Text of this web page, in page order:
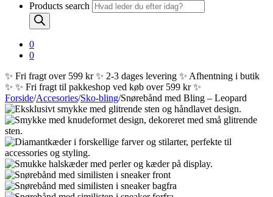
Products search
0
0
✨ Fri fragt over 599 kr ✨ 2-3 dages levering ✨ Afhentning i butik
✨ ✨ Fri fragt til pakkeshop ved køb over 599 kr ✨
Forside/Accesories/Sko-bling/Snørebånd med Bling – Leopard